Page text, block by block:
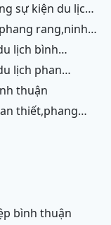
hy
ranh
thuận
bình thuận